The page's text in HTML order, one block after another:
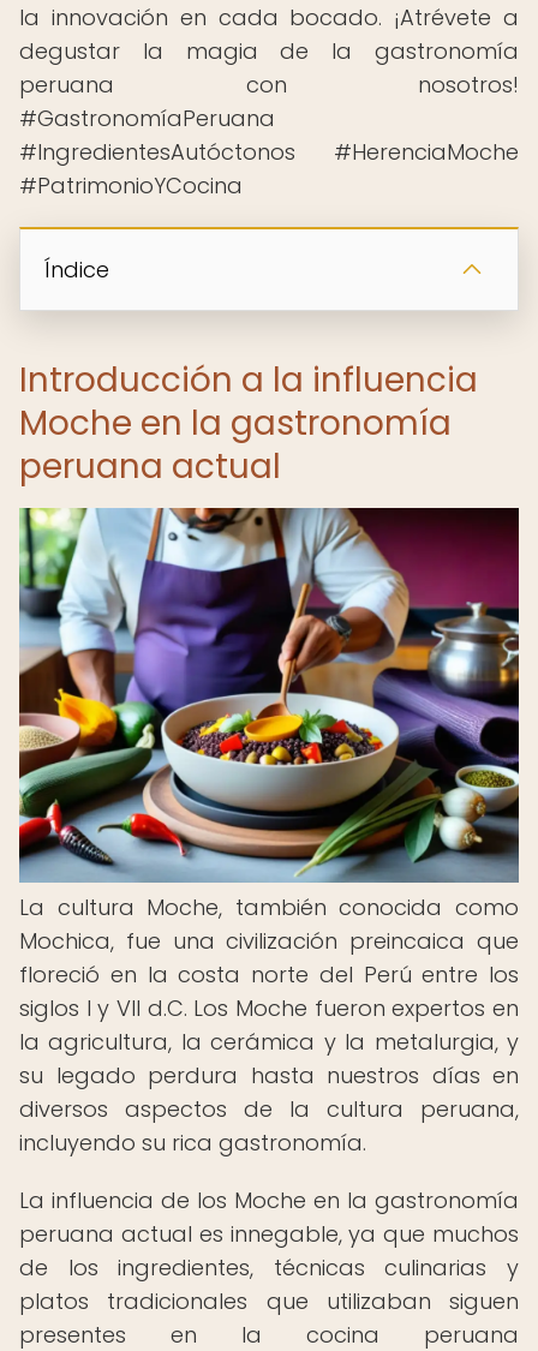
la innovación en cada bocado. ¡Atrévete a
degustar la magia de la gastronomía
peruana con nosotros!
#GastronomíaPeruana
#IngredientesAutóctonos #HerenciaMoche
#PatrimonioYCocina
Índice
Introducción a la influencia
Moche en la gastronomía
peruana actual
La cultura Moche, también conocida como
Mochica, fue una civilización preincaica que
floreció en la costa norte del Perú entre los
siglos I y VII d.C. Los Moche fueron expertos en
la agricultura, la cerámica y la metalurgia, y
su legado perdura hasta nuestros días en
diversos aspectos de la cultura peruana,
incluyendo su rica gastronomía.
La influencia de los Moche en la gastronomía
peruana actual es innegable, ya que muchos
de los ingredientes, técnicas culinarias y
platos tradicionales que utilizaban siguen
presentes en la cocina peruana